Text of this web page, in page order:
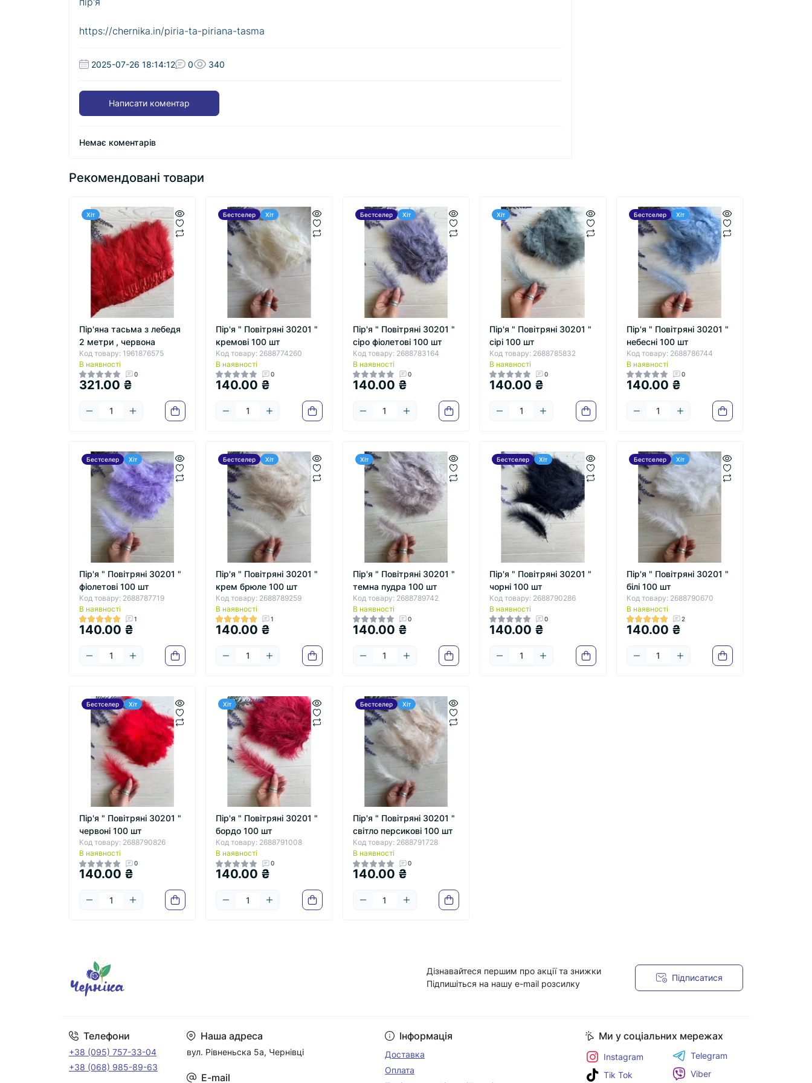
https://chernika.in/piria-ta-piriana-tasma
2025-07-26 18:14:12 0 340
Написати коментар
Немає коментарів
Рекомендовані товари
Хіт
Пір'яна тасьма з лебедя
2 метри , червона
Код товару: 1961876575
В наявності
0
321.00 ₴
Бестселер Хіт
Пір'я " Повітряні 30201 "
кремові 100 шт
Код товару: 2688774260
В наявності
0
140.00 ₴
Бестселер Хіт
Пір'я " Повітряні 30201 "
сіро фіолетові 100 шт
Код товару: 2688783164
В наявності
0
140.00 ₴
Хіт
Пір'я " Повітряні 30201 "
сірі 100 шт
Код товару: 2688785832
В наявності
0
140.00 ₴
Бестселер Хіт
Пір'я " Повітряні 30201 "
небесні 100 шт
Код товару: 2688786744
В наявності
0
140.00 ₴
Бестселер Хіт
Пір'я " Повітряні 30201 "
фіолетові 100 шт
Код товару: 2688787719
В наявності
1
140.00 ₴
Бестселер Хіт
Пір'я " Повітряні 30201 "
крем брюле 100 шт
Код товару: 2688789259
В наявності
1
140.00 ₴
Хіт
Пір'я " Повітряні 30201 "
темна пудра 100 шт
Код товару: 2688789742
В наявності
0
140.00 ₴
Бестселер Хіт
Пір'я " Повітряні 30201 "
чорні 100 шт
Код товару: 2688790286
В наявності
0
140.00 ₴
Бестселер Хіт
Пір'я " Повітряні 30201 "
білі 100 шт
Код товару: 2688790670
В наявності
2
140.00 ₴
Бестселер Хіт
Пір'я " Повітряні 30201 "
червоні 100 шт
Код товару: 2688790826
В наявності
0
140.00 ₴
Хіт
Пір'я " Повітряні 30201 "
бордо 100 шт
Код товару: 2688791008
В наявності
0
140.00 ₴
Бестселер Хіт
Пір'я " Повітряні 30201 "
світло персикові 100 шт
Код товару: 2688791728
В наявності
0
140.00 ₴
Дізнавайтеся першим про акції та знижки
Підпишіться на нашу e-mail розсилку
Підписатися
Телефони
+38 (095) 757-33-04
+38 (068) 985-89-63
Наша адреса
вул. Рівненьска 5а, Чернівці
E-mail
Інформація
Доставка
Оплата
Ми у соціальних мережах
Instagram
Tik Tok
Telegram
Viber